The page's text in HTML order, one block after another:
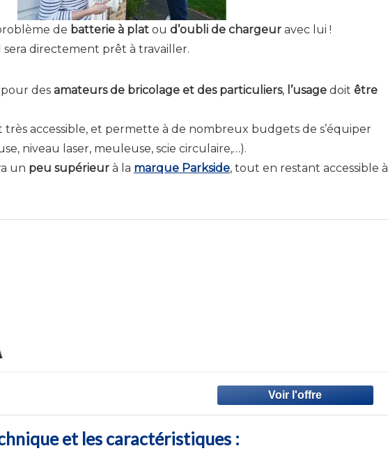
de batterie à plat ou d’oubli de chargeur avec lui !
sera directement prêt à travailler.
des amateurs de bricolage et des particuliers, l’usage doit être
très accessible, et permette à de nombreux budgets de s’équiper
niveau laser, meuleuse, scie circulaire,…).
un peu supérieur à la marque Parkside, tout en restant accessible à
et les caractéristiques :